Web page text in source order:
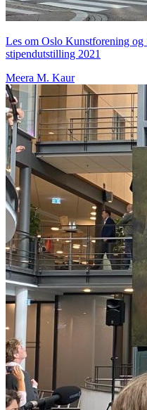
Les om Oslo Kunstforening
stipendutstilling 2021
Meera M. Kaur